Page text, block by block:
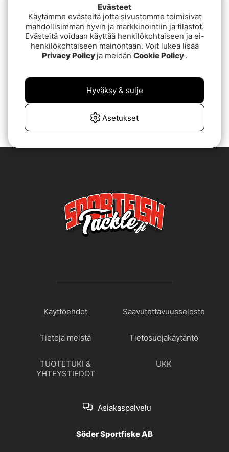
BoniBaits Happy Hybrid
Boni Baits Mini Happy
8,5cm (Bulk)
€1.40
Käyttöehdot Saavutettavuusseloste
Tietoja meistä Tietosuojakäytäntö
TUOTETUKI &
YHTEYSTIEDOT
UKK
Asiakaspalvelu
Söder Sportfiske AB
Evästeet
Käytämme evästeitä jotta sivustomme toimisivat
mahdollisimman hyvin ja markkinointiin ja tilastot.
Evästeitä voidaan käyttää henkilökohtaiseen ja ei-
henkilökohtaiseen mainontaan. Voit lukea lisää
Privacy Policy ja meidän Cookie Policy .
Asetukset
Hyväksy & sulje